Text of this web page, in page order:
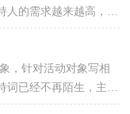
人的需求越来越高，相
为大家...
，针对活动对象写相
词已经不再陌生，主持
安全工作...